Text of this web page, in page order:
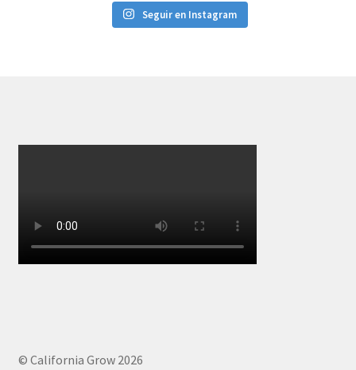
Seguir en Instagram
© California Grow 2026